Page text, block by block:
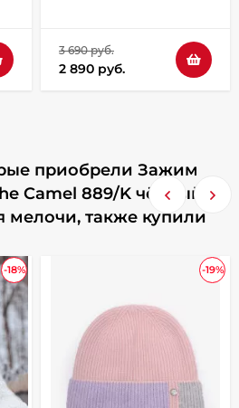
3 690 руб.
2 890 руб.
приобрели Зажим
Camel 889/K чёрный,
мелочи, также купили
-18% -19%